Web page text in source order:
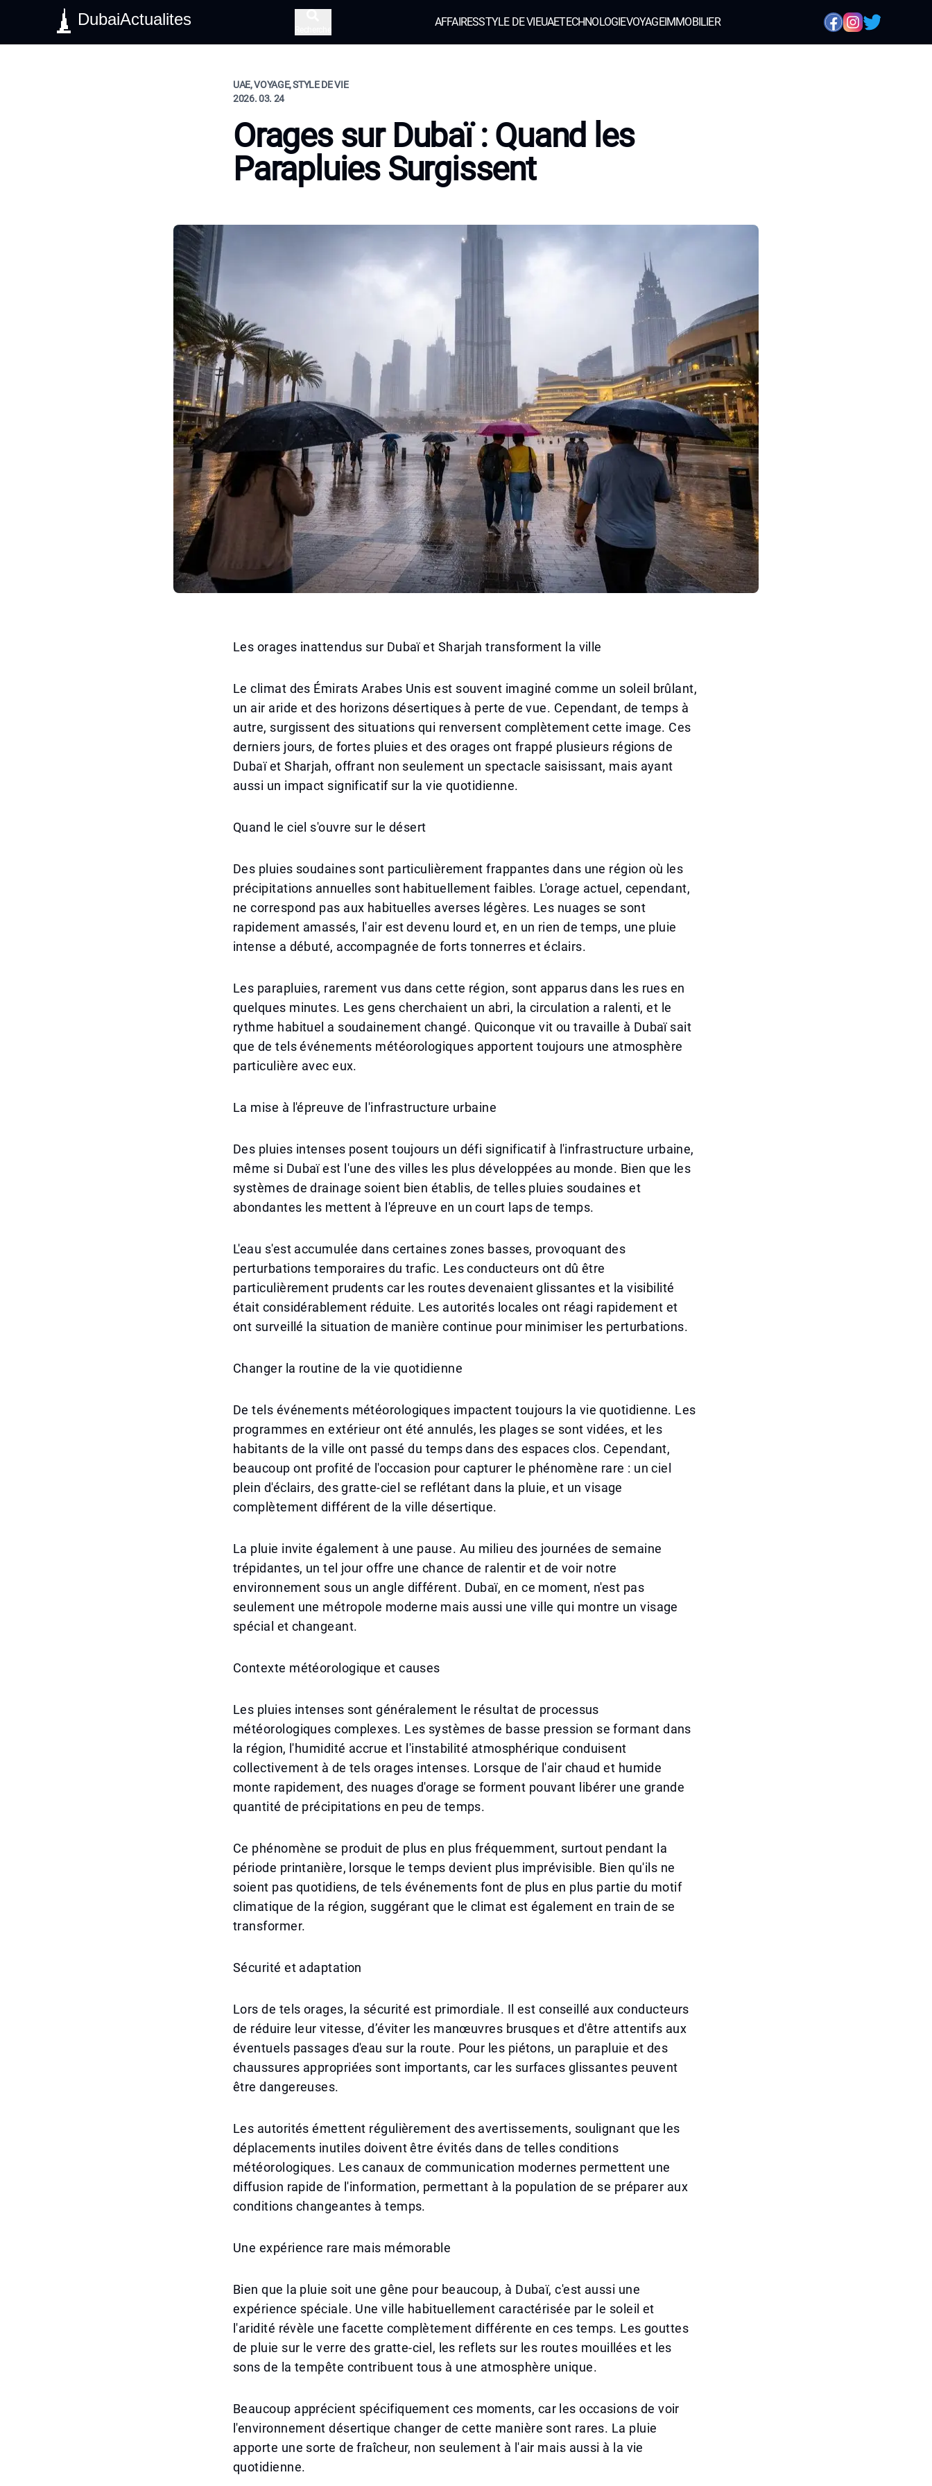
DubaiActualites AFFAIRESSTYLE DE VIEUAETECHNOLOGIEVOYAGEIMMOBILIER
UAE, VOYAGE, STYLE DE VIE
2026. 03. 24
Orages sur Dubaï : Quand les
Parapluies Surgissent
Les orages inattendus sur Dubaï et Sharjah transforment la ville
Le climat des Émirats Arabes Unis est souvent imaginé comme un soleil brûlant,
un air aride et des horizons désertiques à perte de vue. Cependant, de temps à
autre, surgissent des situations qui renversent complètement cette image. Ces
derniers jours, de fortes pluies et des orages ont frappé plusieurs régions de
Dubaï et Sharjah, offrant non seulement un spectacle saisissant, mais ayant
aussi un impact significatif sur la vie quotidienne.
Quand le ciel s'ouvre sur le désert
Des pluies soudaines sont particulièrement frappantes dans une région où les
précipitations annuelles sont habituellement faibles. L'orage actuel, cependant,
ne correspond pas aux habituelles averses légères. Les nuages se sont
rapidement amassés, l'air est devenu lourd et, en un rien de temps, une pluie
intense a débuté, accompagnée de forts tonnerres et éclairs.
Les parapluies, rarement vus dans cette région, sont apparus dans les rues en
quelques minutes. Les gens cherchaient un abri, la circulation a ralenti, et le
rythme habituel a soudainement changé. Quiconque vit ou travaille à Dubaï sait
que de tels événements météorologiques apportent toujours une atmosphère
particulière avec eux.
La mise à l'épreuve de l'infrastructure urbaine
Des pluies intenses posent toujours un défi significatif à l'infrastructure urbaine,
même si Dubaï est l'une des villes les plus développées au monde. Bien que les
systèmes de drainage soient bien établis, de telles pluies soudaines et
abondantes les mettent à l'épreuve en un court laps de temps.
L'eau s'est accumulée dans certaines zones basses, provoquant des
perturbations temporaires du trafic. Les conducteurs ont dû être
particulièrement prudents car les routes devenaient glissantes et la visibilité
était considérablement réduite. Les autorités locales ont réagi rapidement et
ont surveillé la situation de manière continue pour minimiser les perturbations.
Changer la routine de la vie quotidienne
De tels événements météorologiques impactent toujours la vie quotidienne. Les
programmes en extérieur ont été annulés, les plages se sont vidées, et les
habitants de la ville ont passé du temps dans des espaces clos. Cependant,
beaucoup ont profité de l'occasion pour capturer le phénomène rare : un ciel
plein d'éclairs, des gratte-ciel se reflétant dans la pluie, et un visage
complètement différent de la ville désertique.
La pluie invite également à une pause. Au milieu des journées de semaine
trépidantes, un tel jour offre une chance de ralentir et de voir notre
environnement sous un angle différent. Dubaï, en ce moment, n'est pas
seulement une métropole moderne mais aussi une ville qui montre un visage
spécial et changeant.
Contexte météorologique et causes
Les pluies intenses sont généralement le résultat de processus
météorologiques complexes. Les systèmes de basse pression se formant dans
la région, l'humidité accrue et l'instabilité atmosphérique conduisent
collectivement à de tels orages intenses. Lorsque de l'air chaud et humide
monte rapidement, des nuages d'orage se forment pouvant libérer une grande
quantité de précipitations en peu de temps.
Ce phénomène se produit de plus en plus fréquemment, surtout pendant la
période printanière, lorsque le temps devient plus imprévisible. Bien qu'ils ne
soient pas quotidiens, de tels événements font de plus en plus partie du motif
climatique de la région, suggérant que le climat est également en train de se
transformer.
Sécurité et adaptation
Lors de tels orages, la sécurité est primordiale. Il est conseillé aux conducteurs
de réduire leur vitesse, d’éviter les manœuvres brusques et d'être attentifs aux
éventuels passages d'eau sur la route. Pour les piétons, un parapluie et des
chaussures appropriées sont importants, car les surfaces glissantes peuvent
être dangereuses.
Les autorités émettent régulièrement des avertissements, soulignant que les
déplacements inutiles doivent être évités dans de telles conditions
météorologiques. Les canaux de communication modernes permettent une
diffusion rapide de l'information, permettant à la population de se préparer aux
conditions changeantes à temps.
Une expérience rare mais mémorable
Bien que la pluie soit une gêne pour beaucoup, à Dubaï, c'est aussi une
expérience spéciale. Une ville habituellement caractérisée par le soleil et
l'aridité révèle une facette complètement différente en ces temps. Les gouttes
de pluie sur le verre des gratte-ciel, les reflets sur les routes mouillées et les
sons de la tempête contribuent tous à une atmosphère unique.
Beaucoup apprécient spécifiquement ces moments, car les occasions de voir
l'environnement désertique changer de cette manière sont rares. La pluie
apporte une sorte de fraîcheur, non seulement à l'air mais aussi à la vie
quotidienne.